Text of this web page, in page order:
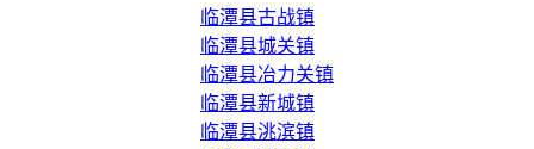
临潭县古战镇
临潭县城关镇
临潭县冶力关镇
临潭县新城镇
临潭县洮滨镇